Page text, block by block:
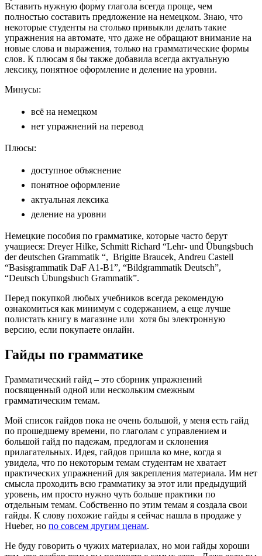
Вставить нужную форму глагола всегда проще, чем
полностью составить предложение на немецком. Знаю, что
некоторые студенты на столько привыкли делать такие
упражнения на автомате, что даже не обращают внимание на
новые слова и выражения, только на грамматические формы
слов. К плюсам я бы также добавила всегда актуальную
лексику, понятное оформление и деление на уровни.
Минусы:
всё на немецком
нет упражнений на перевод
Плюсы:
доступное объяснение
понятное оформление
актуальная лексика
деление на уровни
Немецкие пособия по грамматике, которые часто берут
учащиеся: Dreyer Hilke, Schmitt Richard “Lehr- und Übungsbuch
der deutschen Grammatik “, Brigitte Braucek, Andreu Castell
“Basisgrammatik DaF A1-B1”, “Bildgrammatik Deutsch”,
“Deutsch Übungsbuch Grammatik”.
Перед покупкой любых учебников всегда рекомендую
ознакомиться как минимум с содержанием, а еще лучше
полистать книгу в магазине или хотя бы электронную
версию, если покупаете онлайн.
Гайды по грамматике
Грамматический гайд – это сборник упражнений
посвященный одной или нескольким смежным
грамматическим темам.
Мой список гайдов пока не очень большой, у меня есть гайд
по прошедшему времени, по глаголам с управлением и
большой гайд по падежам, предлогам и склонения
прилагательных. Идея, гайдов пришла ко мне, когда я
увидела, что по некоторым темам студентам не хватает
практических упражнений для закрепления материала. Им нет
смысла проходить всю грамматику за этот или предыдущий
уровень, им просто нужно чуть больше практики по
отдельным темам. Собственно по этим темам я создала свои
гайды. К слову похожие гайды я сейчас нашла в продаже у
Hueber, но по совсем другим ценам.
Не буду говорить о чужих материалах, но мои гайды хороши